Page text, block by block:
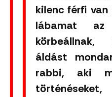
kilenc férfi
lábamat az
körbeállnak,
áldást
rabbi, aki